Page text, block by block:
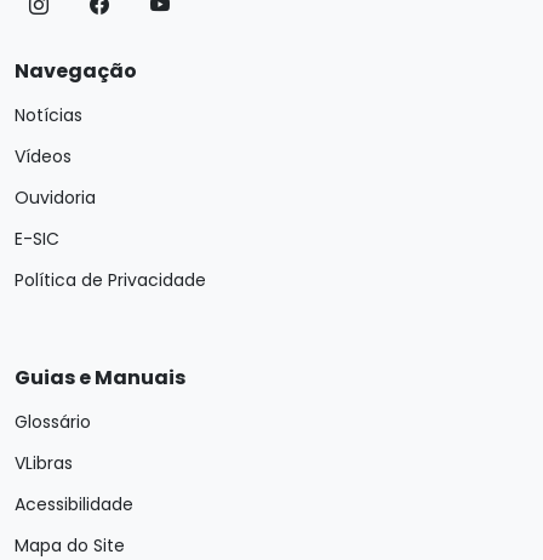
Navegação
Notícias
Vídeos
Ouvidoria
E-SIC
Política de Privacidade
Guias e Manuais
Glossário
VLibras
Acessibilidade
Mapa do Site